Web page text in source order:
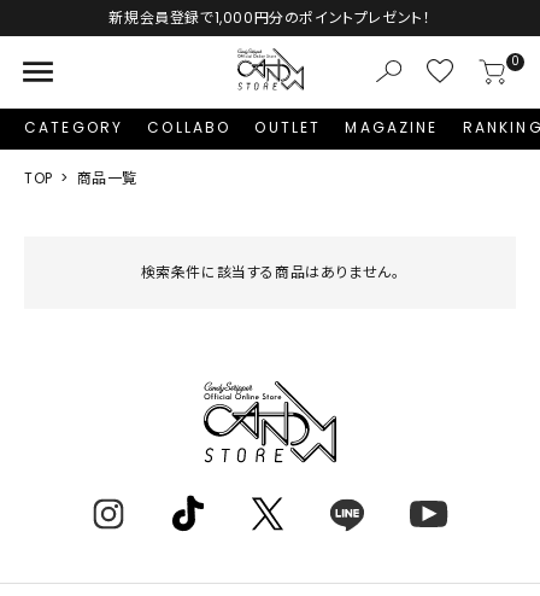
新規会員登録で1,000円分のポイントプレゼント！
menu 0
CATEGORY COLLABO OUTLET MAGAZINE
TOP 商品一覧
検索条件に該当する商品はありません。